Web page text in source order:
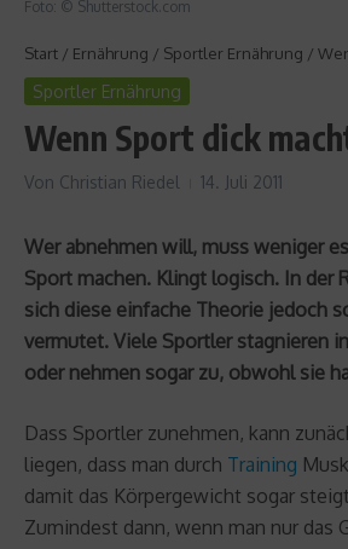
Foto: © Shutterstock.com
Start / Ernährung / Sportler Ernährung /
Sportler Ernährung
Wenn Sport dick
Von Christian Riedel 14. Juli 2011
Wer abnehmen will, muss weniger
Sport machen. Klingt logisch. In der
sich diese einfache Theorie jedoch
vermutet. Viele Sportler stagnieren
oder nehmen sogar zu, obwohl sie
Dass Sportler zunehmen, kann
liegen, dass man durch Training
damit das Körpergewicht sogar
Zumindest dann, wenn man nur das